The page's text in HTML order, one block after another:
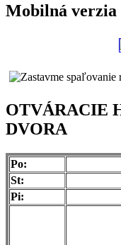
Mobilná verzia
OTVÁRACIE
DVORA
Po:
St:
Pi: